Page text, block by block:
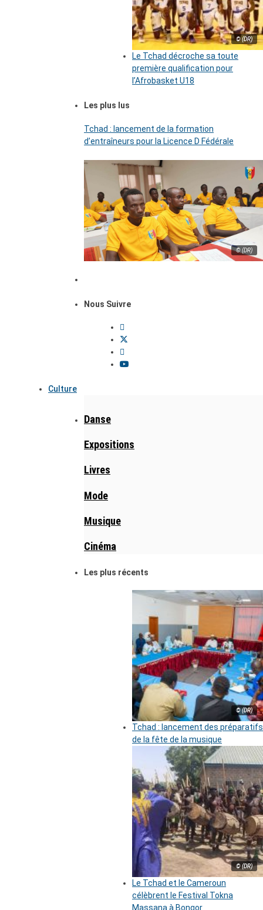
© (DR)
Le Tchad décroche sa toute
première qualification pour
l’Afrobasket U18
Les plus lus
Tchad : lancement de la formation
d’entraîneurs pour la Licence D Fédérale
© (DR)
Nous Suivre
Culture
Danse
Expositions
Livres
Mode
Musique
Cinéma
Les plus récents
© (DR)
Tchad : lancement des préparatifs
de la fête de la musique
© (DR)
Le Tchad et le Cameroun
célèbrent le Festival Tokna
Massana à Bongor